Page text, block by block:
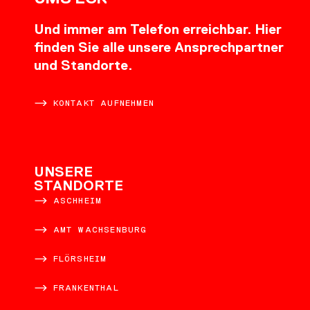
Und immer am Telefon erreichbar. Hier
finden Sie alle unsere Ansprechpartner
und Standorte.
KONTAKT AUFNEHMEN
UNSERE
STANDORTE
ASCHHEIM
AMT WACHSENBURG
FLÖRSHEIM
FRANKENTHAL